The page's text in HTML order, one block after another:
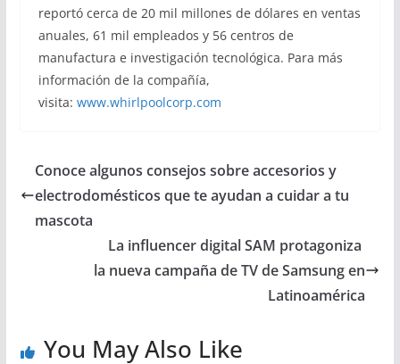
reportó cerca de 20 mil millones de dólares en ventas
anuales, 61 mil empleados y 56 centros de
manufactura e investigación tecnológica. Para más
información de la compañía,
visita: www.whirlpoolcorp.com
Conoce algunos consejos sobre accesorios y
electrodomésticos que te ayudan a cuidar a tu
mascota
La influencer digital SAM protagoniza
la nueva campaña de TV de Samsung en
Latinoamérica
You May Also Like